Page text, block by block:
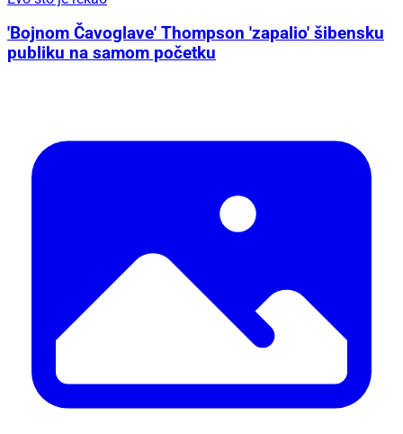
'Bojnom Čavoglave' Thompson 'zapalio' šibensku
publiku na samom početku